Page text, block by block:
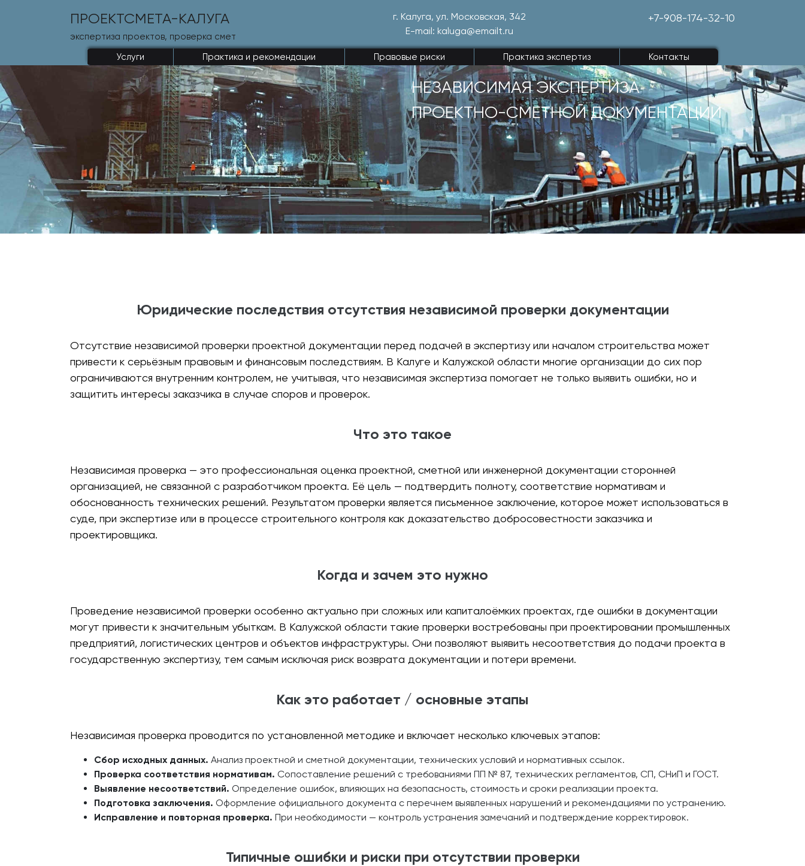
ПРОЕКТСМЕТА-КАЛУГА
экспертиза проектов, проверка смет
г. Калуга, ул. Московская, 342
E-mail: kaluga@emailt.ru
+7-908-174-32-10
Услуги Практика и рекомендации Правовые риски Практика экспертиз Контакты
НЕЗАВИСИМАЯ ЭКСПЕРТИЗА
ПРОЕКТНО-СМЕТНОЙ ДОКУМЕНТАЦИИ
Юридические последствия отсутствия независимой проверки документации
Отсутствие независимой проверки проектной документации перед подачей в экспертизу или началом строительства может
привести к серьёзным правовым и финансовым последствиям. В Калуге и Калужской области многие организации до сих пор
ограничиваются внутренним контролем, не учитывая, что независимая экспертиза помогает не только выявить ошибки, но и
защитить интересы заказчика в случае споров и проверок.
Что это такое
Независимая проверка — это профессиональная оценка проектной, сметной или инженерной документации сторонней
организацией, не связанной с разработчиком проекта. Её цель — подтвердить полноту, соответствие нормативам и
обоснованность технических решений. Результатом проверки является письменное заключение, которое может использоваться в
суде, при экспертизе или в процессе строительного контроля как доказательство добросовестности заказчика и
проектировщика.
Когда и зачем это нужно
Проведение независимой проверки особенно актуально при сложных или капиталоёмких проектах, где ошибки в документации
могут привести к значительным убыткам. В Калужской области такие проверки востребованы при проектировании промышленных
предприятий, логистических центров и объектов инфраструктуры. Они позволяют выявить несоответствия до подачи проекта в
государственную экспертизу, тем самым исключая риск возврата документации и потери времени.
Как это работает / основные этапы
Независимая проверка проводится по установленной методике и включает несколько ключевых этапов:
Сбор исходных данных. Анализ проектной и сметной документации, технических условий и нормативных ссылок.
Проверка соответствия нормативам. Сопоставление решений с требованиями ПП № 87, технических регламентов, СП, СНиП и ГОСТ.
Выявление несоответствий. Определение ошибок, влияющих на безопасность, стоимость и сроки реализации проекта.
Подготовка заключения. Оформление официального документа с перечнем выявленных нарушений и рекомендациями по устранению.
Исправление и повторная проверка. При необходимости — контроль устранения замечаний и подтверждение корректировок.
Типичные ошибки и риски при отсутствии проверки